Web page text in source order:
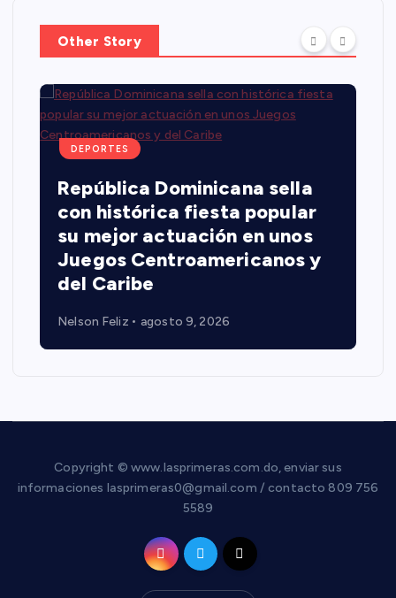
Other Story
DEPORTES
República Dominicana sella
con histórica fiesta popular
su mejor actuación en unos
Juegos Centroamericanos y
del Caribe
Nelson Feliz agosto 9, 2026
Copyright © www.lasprimeras.com.do, enviar sus
informaciones lasprimeras0@gmail.com / contacto 809 756
5589